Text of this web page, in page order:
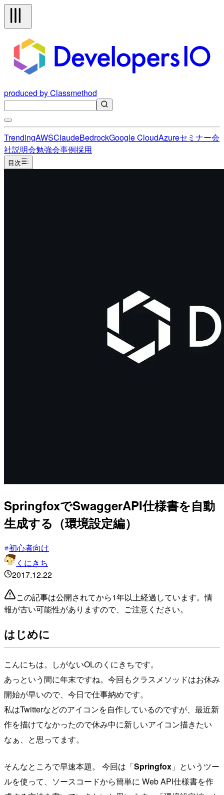
produced by Classmethod
TrendingAWSClaudeBedrockGoogle CloudAzureセミナー会
社説明会勉強会事例採用
目次
SpringfoxでSwaggerAPI仕様書を自動
生成する（環境設定編）
初心者向け
くにきち
2017.12.22
この記事は公開されてから1年以上経過しています。情
報が古い可能性がありますので、ご注意ください。
はじめに
こんにちは。しがないOLのくにきちです。
あっという間に年末ですね。今回もクラスメソッドはお休み
開始が早いので、今日で仕事納めです。
私はTwitterなどのアイコンを自作しているのですが、最近新
作を描けてなかったので休み中に新しいアイコン描きたい
なぁ、と思ってます。
そんなところで早速本題。 今回は「Springfox 」というツー
ルを使って、ソースコードから簡単に Web API仕様書を作